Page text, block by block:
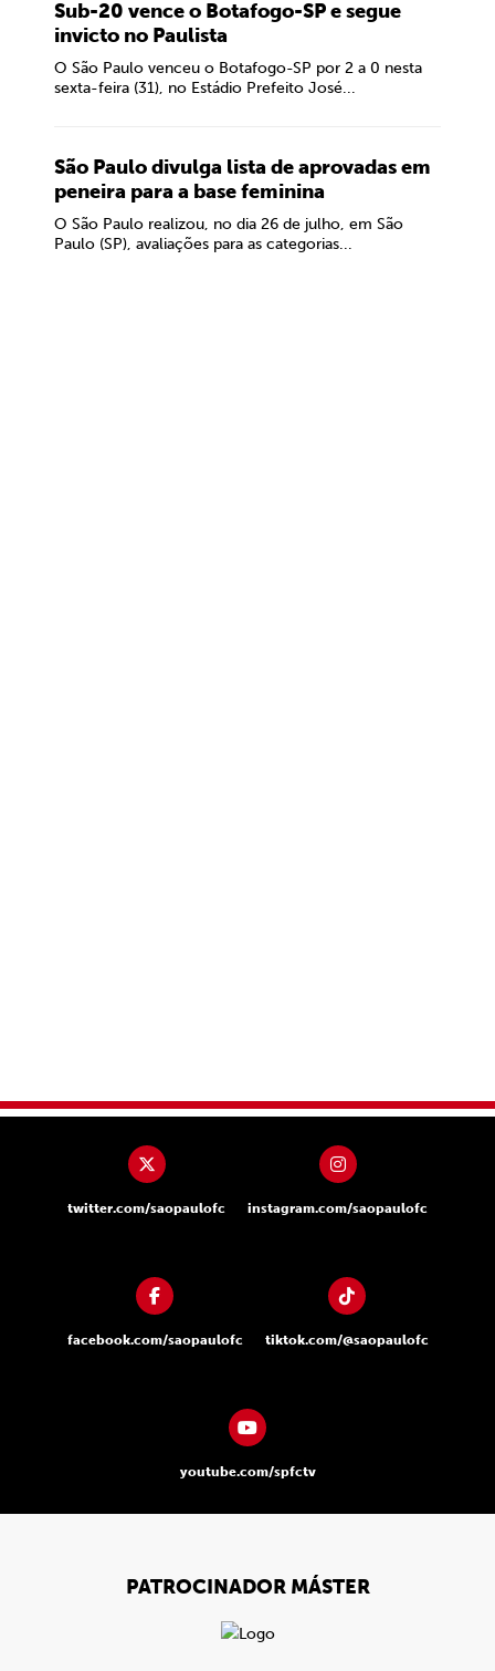
Sub-20 vence o Botafogo-SP e segue
invicto no Paulista
O São Paulo venceu o Botafogo-SP por 2 a 0 nesta
sexta-feira (31), no Estádio Prefeito José...
São Paulo divulga lista de aprovadas em
peneira para a base feminina
O São Paulo realizou, no dia 26 de julho, em São
Paulo (SP), avaliações para as categorias...
twitter.com/saopaulofc instagram.com/saopaulofc
facebook.com/saopaulofc tiktok.com/@saopaulofc
youtube.com/spfctv
PATROCINADOR MÁSTER